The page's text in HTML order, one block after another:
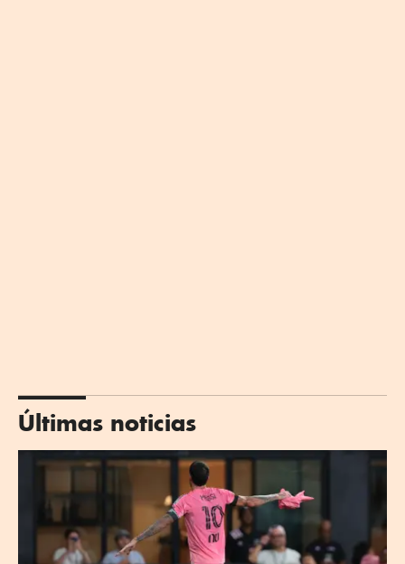
Últimas noticias